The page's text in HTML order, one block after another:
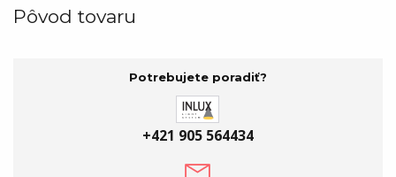
Pôvod tovaru
Potrebujete poradiť?
+421 905 564434